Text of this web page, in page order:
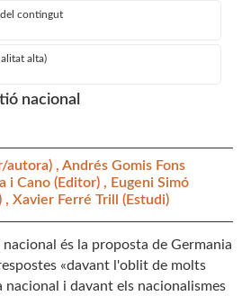
del contingut
alta)
nacional
autora) , Andrés Gomis Fons
i Cano (Editor) , Eugeni Simó
, Xavier Ferré Trill (Estudi)
és la proposta de Germania
«davant l'oblit de molts
nacional i davant els nacionalismes